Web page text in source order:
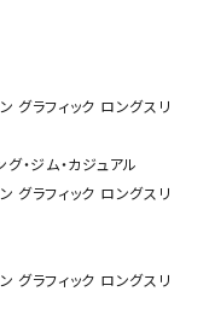
グラフィック ロングスリ
グ・ジム・カジュアル
グラフィック ロングスリ
グラフィック ロングスリ